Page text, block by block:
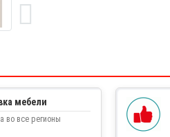
мебели
во все регионы